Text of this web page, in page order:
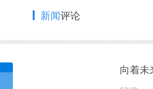
新闻评论
向着未